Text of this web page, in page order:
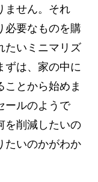
ません。それ
必要なものを購
たいミニマリズ
ずは、家の中に
ことから始めま
ールのようで
を削減したいの
たいのかがわか